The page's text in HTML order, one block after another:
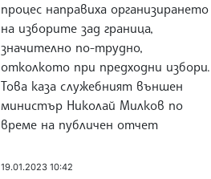
процес направиха организирането
на изборите зад граница,
значително по-трудно,
отколкото при предходни избори.
Това каза служебният външен
министър Николай Милков по
време на публичен отчет
19.01.2023 10:42